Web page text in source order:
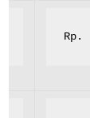
Rp.